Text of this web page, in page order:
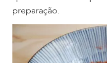
preparação.